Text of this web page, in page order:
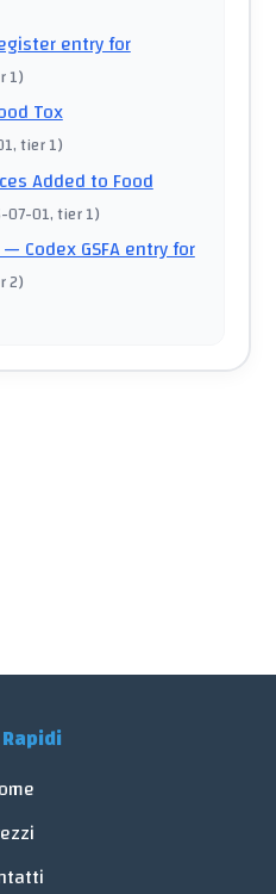
entry for
1)
Tox
, tier 1)
Added to Food
07-01, tier 1)
Codex GSFA entry for
2)